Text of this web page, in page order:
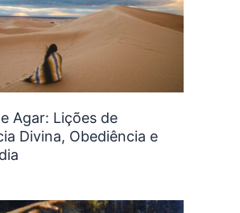
Agar: Lições de
Divina, Obediência e